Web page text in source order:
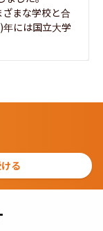
まな学校と合
には国立大学
る